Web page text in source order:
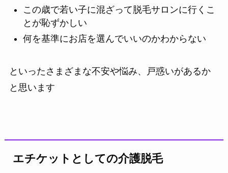
この歳で若い子に混ざって脱毛サロンに行くこ
とが恥ずかしい
何を基準にお店を選んでいいのかわからない
といったさまざまな不安や悩み、戸惑いがあるか
と思います
エチケットとしての介護脱毛